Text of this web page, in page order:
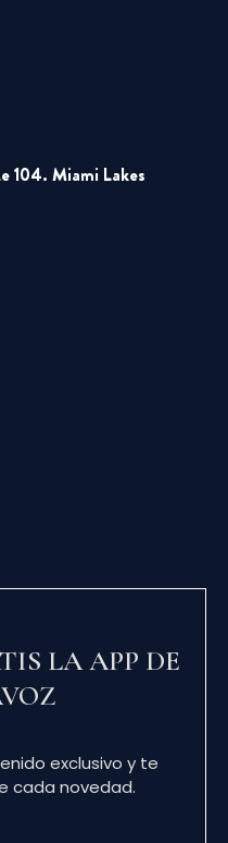
104. Miami Lakes
LA APP DE
exclusivo y te
cada novedad.